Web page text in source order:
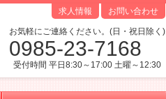
求人情報 お問い合わせ
お気軽にご連絡ください。(日・祝日除く)
0985-23-7168
受付時間 平日8:30～17:00 土曜～12:30